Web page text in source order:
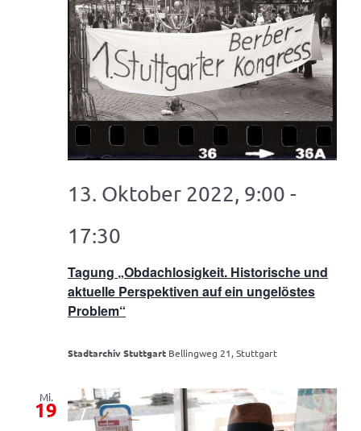
Tagung „Obdachlosigkeit. Historische und
aktuelle Perspektiven auf ein ungelöstes
Problem“
13. Oktober 2022, 9:00 -
17:30
Stadtarchiv Stuttgart Bellingweg 21, Stuttgart
Mi.
19